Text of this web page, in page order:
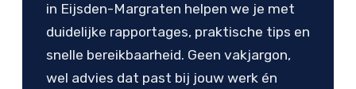
in Eijsden-Margraten helpen we je met
duidelijke rapportages, praktische tips en
snelle bereikbaarheid. Geen vakjargon,
wel advies dat past bij jouw werk én